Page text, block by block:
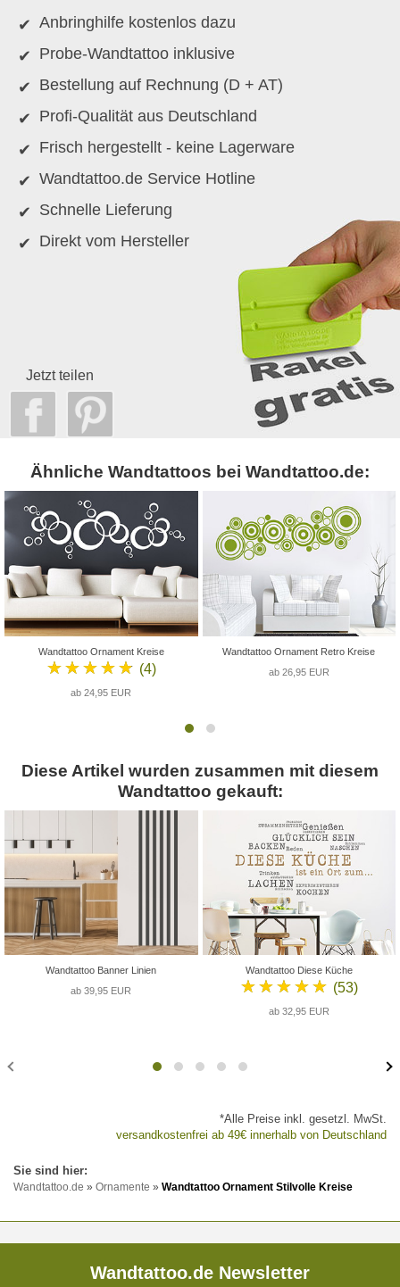
Anbringhilfe kostenlos dazu
Probe-Wandtattoo inklusive
Bestellung auf Rechnung (D + AT)
Profi-Qualität aus Deutschland
Frisch hergestellt - keine Lagerware
Wandtattoo.de Service Hotline
Schnelle Lieferung
Direkt vom Hersteller
Jetzt teilen
Ähnliche Wandtattoos bei Wandtattoo.de:
Wandtattoo Ornament Kreise
★★★★★ (4)
ab 24,95 EUR
Wandtattoo Ornament Retro Kreise
ab 26,95 EUR
Diese Artikel wurden zusammen mit diesem
Wandtattoo gekauft:
Wandtattoo Banner Linien
ab 39,95 EUR
Wandtattoo Diese Küche
★★★★★ (53)
ab 32,95 EUR
*Alle Preise inkl. gesetzl. MwSt.
versandkostenfrei ab 49€ innerhalb von Deutschland
Wandtattoo.de » Ornamente » Wandtattoo Ornament Stilvolle Kreise
Wandtattoo.de Newsletter